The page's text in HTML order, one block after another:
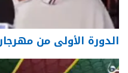
الدورة الأولى من